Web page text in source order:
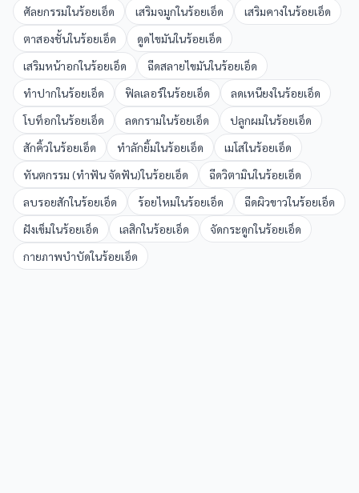
ศัลยกรรมในร้อยเอ็ด เสริมจมูกในร้อยเอ็ด เสริมคางในร้อยเอ็ด
ตาสองชั้นในร้อยเอ็ด ดูดไขมันในร้อยเอ็ด
เสริมหน้าอกในร้อยเอ็ด ฉีดสลายไขมันในร้อยเอ็ด
ทำปากในร้อยเอ็ด ฟิลเลอร์ในร้อยเอ็ด ลดเหนียงในร้อยเอ็ด
โบท็อกในร้อยเอ็ด ลดกรามในร้อยเอ็ด ปลูกผมในร้อยเอ็ด
สักคิ้วในร้อยเอ็ด ทำลักยิ้มในร้อยเอ็ด เมโสในร้อยเอ็ด
ทันตกรรม (ทำฟัน จัดฟัน)ในร้อยเอ็ด ฉีดวิตามินในร้อยเอ็ด
ลบรอยสักในร้อยเอ็ด ร้อยไหมในร้อยเอ็ด ฉีดผิวขาวในร้อยเอ็ด
ฝังเข็มในร้อยเอ็ด เลสิกในร้อยเอ็ด จัดกระดูกในร้อยเอ็ด
กายภาพบำบัดในร้อยเอ็ด